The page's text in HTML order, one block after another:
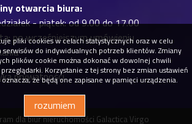
otwarcia biura:
- piątek: od 9.00 do 17.00
po wcześniejszym umówieniu
prywatności
dla biur nieruchomości Galactica Virgo
pliki cookies w celach statystycznych oraz w celu
serwisów do indywidualnych potrzeb klientów. Zmiany
plików cookie można dokonać w dowolnej chwili
Korzystanie z tej strony bez zmian ustawień
że będą one zapisane w pamięci urządzenia.
rozumiem